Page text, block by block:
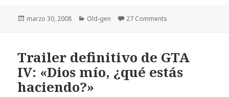
Publicado
marzo 30, 2008 Categorías
Old-gen 27 Comments
Trailer definitivo de GTA
IV: «Dios mío, ¿qué estás
haciendo?»